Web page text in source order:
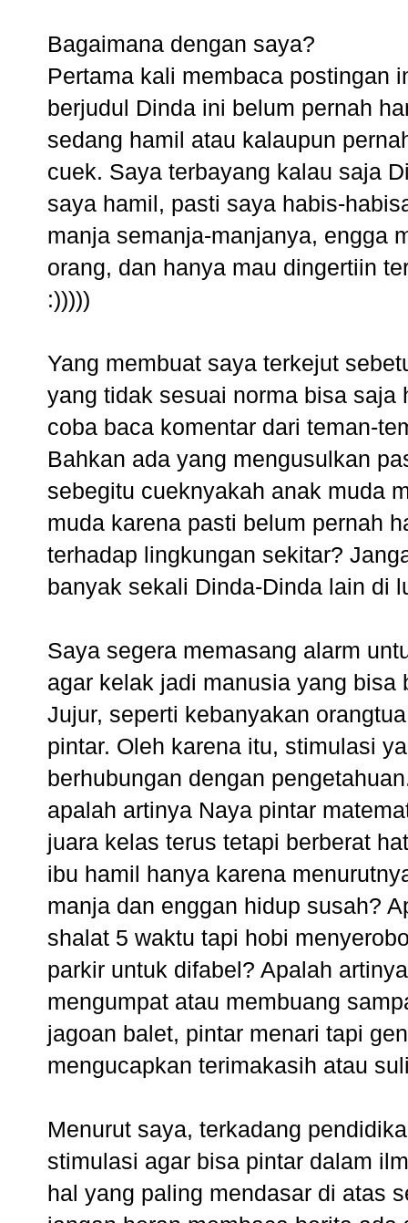
Bagaimana dengan saya?
Pertama kali membaca postingan
berjudul Dinda ini belum pernah
sedang hamil atau kalaupun
cuek. Saya terbayang kalau saja
saya hamil, pasti saya habis-
manja semanja-manjanya, engga
orang, dan hanya mau dingertiin
:)))))
Yang membuat saya terkejut
yang tidak sesuai norma bisa saja
coba baca komentar dari teman-
Bahkan ada yang mengusulkan
sebegitu cueknyakah anak muda
muda karena pasti belum pernah
terhadap lingkungan sekitar?
banyak sekali Dinda-Dinda lain di
Saya segera memasang alarm
agar kelak jadi manusia yang bisa
Jujur, seperti kebanyakan
pintar. Oleh karena itu, stimulasi
berhubungan dengan
apalah artinya Naya pintar
juara kelas terus tetapi berberat
ibu hamil hanya karena
manja dan enggan hidup susah?
shalat 5 waktu tapi hobi
parkir untuk difabel? Apalah
mengumpat atau membuang
jagoan balet, pintar menari tapi
mengucapkan terimakasih atau
Menurut saya, terkadang
stimulasi agar bisa pintar dalam
hal yang paling mendasar di atas